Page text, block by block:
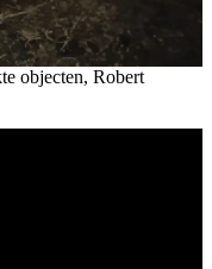
objecten, Robert